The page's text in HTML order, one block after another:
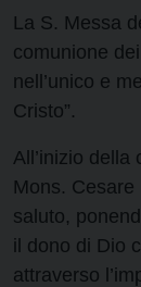
La S. Messa
comunione
nell’unico e
Cristo”.
All’inizio della
Mons.
saluto,
il dono di Dio
attraverso